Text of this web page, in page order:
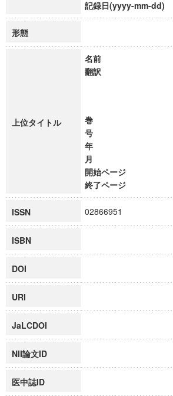
記録日(yyyy-mm-dd)
形態
上位タイトル
名前
翻訳
巻
号
年
月
開始ページ
終了ページ
ISSN 02866951
ISBN
DOI
URI
JaLCDOI
NII論文ID
医中誌ID